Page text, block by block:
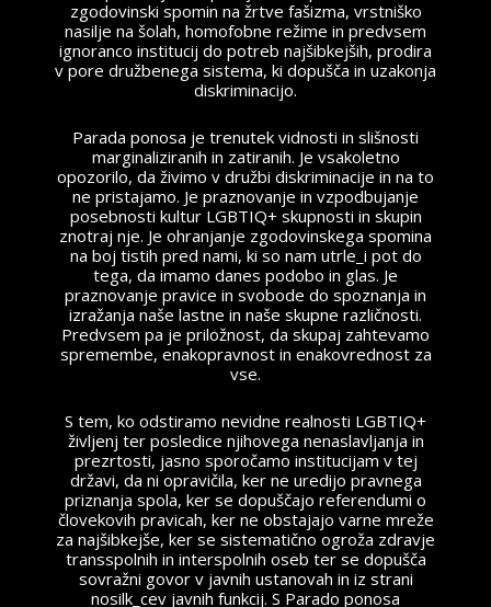
zgodovinski spomin na žrtve fašizma, vrstniško
nasilje na šolah, homofobne režime in predvsem
ignoranco institucij do potreb najšibkejših, prodira
v pore družbenega sistema, ki dopušča in uzakonja
diskriminacijo.
Parada ponosa je trenutek vidnosti in slišnosti
marginaliziranih in zatiranih. Je vsakoletno
opozorilo, da živimo v družbi diskriminacije in na to
ne pristajamo. Je praznovanje in vzpodbujanje
posebnosti kultur LGBTIQ+ skupnosti in skupin
znotraj nje. Je ohranjanje zgodovinskega spomina
na boj tistih pred nami, ki so nam utrle_i pot do
tega, da imamo danes podobo in glas. Je
praznovanje pravice in svobode do spoznanja in
izražanja naše lastne in naše skupne različnosti.
Predvsem pa je priložnost, da skupaj zahtevamo
spremembe, enakopravnost in enakovrednost za
vse.
S tem, ko odstiramo nevidne realnosti LGBTIQ+
življenj ter posledice njihovega nenaslavljanja in
prezrtosti, jasno sporočamo institucijam v tej
državi, da ni opravičila, ker ne uredijo pravnega
priznanja spola, ker se dopuščajo referendumi o
človekovih pravicah, ker ne obstajajo varne mreže
za najšibkejše, ker se sistematično ogroža zdravje
transspolnih in interspolnih oseb ter se dopušča
sovražni govor v javnih ustanovah in iz strani
nosilk_cev javnih funkcij. S Parado ponosa